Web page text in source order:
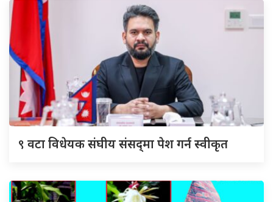
९ वटा विधेयक संघीय संसद्‌मा पेश गर्न स्वीकृत